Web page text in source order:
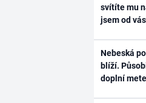
svítíte mu
jsem od
Nebeská
blíží.
doplní